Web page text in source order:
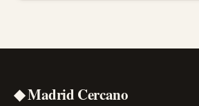
◆ Madrid Cercano